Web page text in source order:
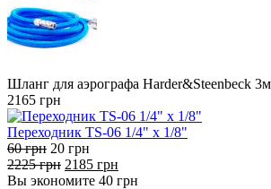
Шланг для аэрографа Harder&Steenbeck
2165 грн
Переходник TS-06 1/4" х 1/8"
60грн 20 грн
2225грн 2185 грн
Вы экономите 40 грн